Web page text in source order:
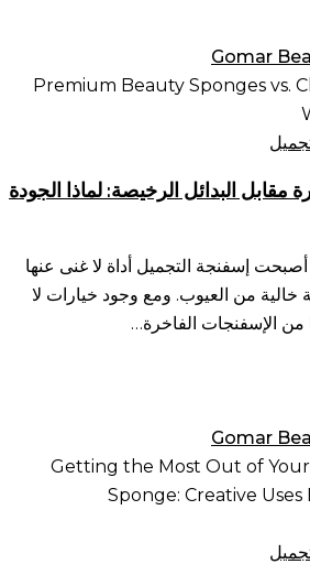
Gomar
مقابل البدائل الرخيصة: لماذا الجودة
إسفنجة التجميل أداة لا غنى عنها
خالية من العيوب. ومع وجود خيارات لا
الإسفنجات الفاخرة…
Gomar